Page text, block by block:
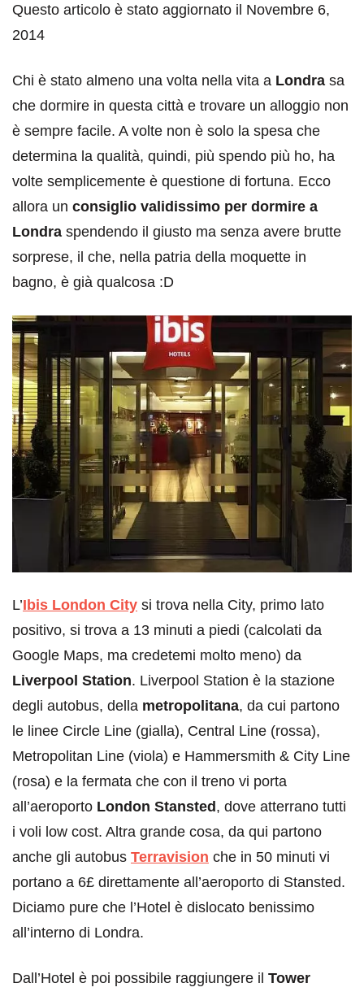
Questo articolo è stato aggiornato il Novembre 6,
2014
Chi è stato almeno una volta nella vita a Londra sa
che dormire in questa città e trovare un alloggio non
è sempre facile. A volte non è solo la spesa che
determina la qualità, quindi, più spendo più ho, ha
volte semplicemente è questione di fortuna. Ecco
allora un consiglio validissimo per dormire a
Londra spendendo il giusto ma senza avere brutte
sorprese, il che, nella patria della moquette in
bagno, è già qualcosa :D
L’Ibis London City si trova nella City, primo lato
positivo, si trova a 13 minuti a piedi (calcolati da
Google Maps, ma credetemi molto meno) da
Liverpool Station. Liverpool Station è la stazione
degli autobus, della metropolitana, da cui partono
le linee Circle Line (gialla), Central Line (rossa),
Metropolitan Line (viola) e Hammersmith & City Line
(rosa) e la fermata che con il treno vi porta
all’aeroporto London Stansted, dove atterrano tutti
i voli low cost. Altra grande cosa, da qui partono
anche gli autobus Terravision che in 50 minuti vi
portano a 6£ direttamente all’aeroporto di Stansted.
Diciamo pure che l’Hotel è dislocato benissimo
all’interno di Londra.
Dall’Hotel è poi possibile raggiungere il Tower